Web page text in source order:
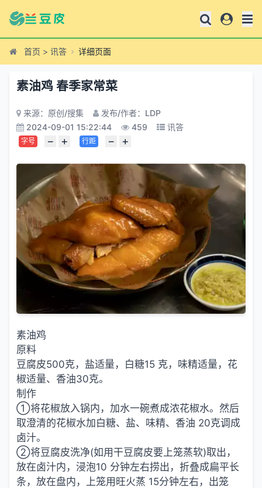
首页 > 讯答 详细页面
素油鸡 春季家常菜
来源：原创/搜集
发布/作者：LDP
2024-09-01 15:22:44
459 讯答
字号 − + 行距 − +
素油鸡
原料
豆腐皮500克，盐适量，白糖15 克，味精适量，花
椒适量、香油30克。
制作
①将花椒放入锅内，加水一碗煮成浓花椒水。然后
取澄清的花椒水加白糖、盐、味精、香油 20克调成
卤汁。
②将豆腐皮洗净(如用干豆腐皮要上笼蒸软)取出，
放在卤汁内，浸泡10 分钟左右捞出，折叠成扁平长
条，放在盘内，上笼用旺火蒸 15分钟左右，出笼